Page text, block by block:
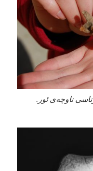
ناوچەی ئور.